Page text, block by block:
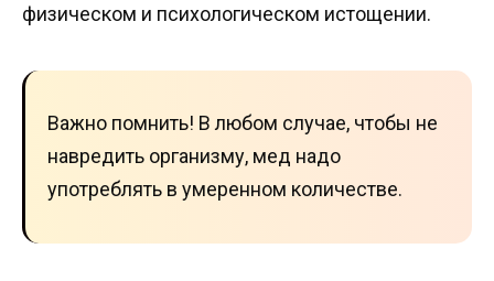
физическом и психологическом истощении.
Важно помнить! В любом случае, чтобы не
навредить организму, мед надо
употреблять в умеренном количестве.